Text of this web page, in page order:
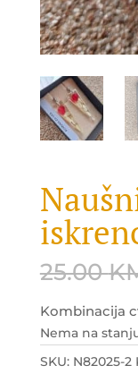
25.00
Kombinacija
Nema na
SKU: N82025-2